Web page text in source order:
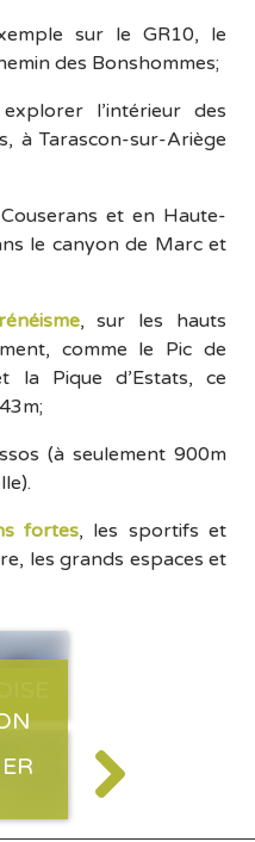
sur le GR10, le
des Bonshommes;
l’intérieur des
à Tarascon-sur-Ariège
et en Haute-
le canyon de Marc et
, sur les hauts
comme le Pic de
la Pique d’Estats, ce
(à seulement 900m
fortes, les sportifs et
les grands espaces et